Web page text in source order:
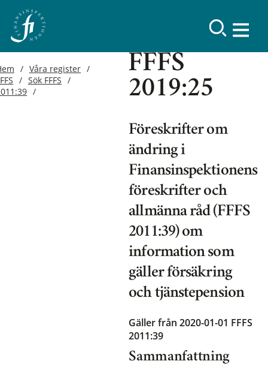
Våra register
Sök FFFS
FFFS
2019:25
Föreskrifter om
ändring i
Finansinspektionens
föreskrifter och
allmänna råd (FFFS
2011:39) om
information som
gäller försäkring
och tjänstepension
Gäller från 2020-01-01 FFFS
2011:39
Sammanfattning